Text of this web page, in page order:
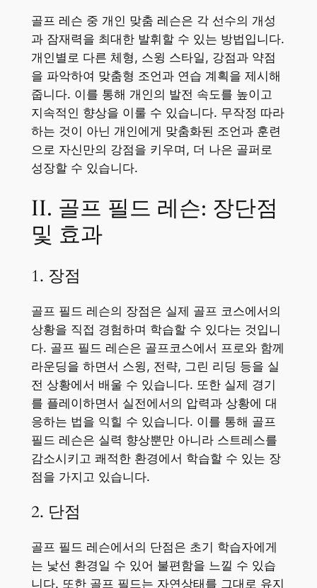
골프 레슨 중 개인 맞춤 레슨은 각 선수의 개성
과 잠재력을 최대한 발휘할 수 있는 방법입니다.
개인별로 다른 체형, 스윙 스타일, 강점과 약점
을 파악하여 맞춤형 조언과 연습 계획을 제시해
줍니다. 이를 통해 개인의 발전 속도를 높이고
지속적인 향상을 이룰 수 있습니다. 무작정 따라
하는 것이 아닌 개인에게 맞춤화된 조언과 훈련
으로 자신만의 강점을 키우며, 더 나은 골퍼로
성장할 수 있습니다.
II. 골프 필드 레슨: 장단점
및 효과
1. 장점
골프 필드 레슨의 장점은 실제 골프 코스에서의
상황을 직접 경험하며 학습할 수 있다는 것입니
다. 골프 필드 레슨은 골프코스에서 프로와 함께
라운딩을 하면서 스윙, 전략, 그린 리딩 등을 실
전 상황에서 배울 수 있습니다. 또한 실제 경기
를 플레이하면서 실전에서의 압력과 상황에 대
응하는 법을 익힐 수 있습니다. 이를 통해 골프
필드 레슨은 실력 향상뿐만 아니라 스트레스를
감소시키고 쾌적한 환경에서 학습할 수 있는 장
점을 가지고 있습니다.
2. 단점
골프 필드 레슨에서의 단점은 초기 학습자에게
는 낯선 환경일 수 있어 불편함을 느낄 수 있습
니다. 또한 골프 필드는 자연상태를 그대로 유지